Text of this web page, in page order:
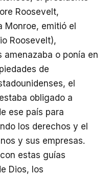
Roosevelt,
Monroe, emitió el
Roosevelt),
o ponía en
de
el
obligado a
ese país para
los derechos y el
y sus empresas.
estas guías
Dios, los